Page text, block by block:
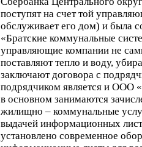
поступят на счет той
обслуживает его дом) и была
«Братские коммунальные
управляющие компании не
поставляют тепло и воду,
заключают договора с
подрядчиком является и ООО
в основном занимаются
жилищно – коммунальные
выдачей информационных
установлено современное